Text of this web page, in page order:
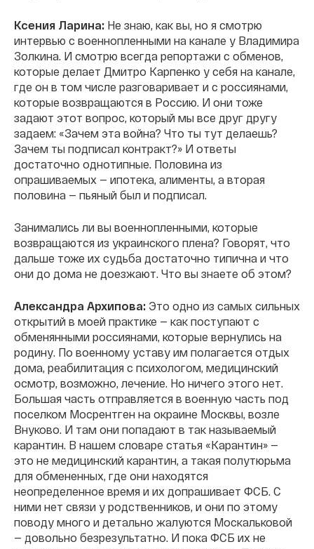
Ксения Ларина: Не знаю, как вы, но я смотрю
интервью с военнопленными на канале у Владимира
Золкина. И смотрю всегда репортажи с обменов,
которые делает Дмитро Карпенко у себя на канале,
где он в том числе разговаривает и с россиянами,
которые возвращаются в Россию. И они тоже
задают этот вопрос, который мы все друг другу
задаем: «Зачем эта война? Что ты тут делаешь?
Зачем ты подписал контракт?» И ответы
достаточно однотипные. Половина из
опрашиваемых — ипотека, алименты, а вторая
половина — пьяный был и подписал.
Занимались ли вы военнопленными, которые
возвращаются из украинского плена? Говорят, что
дальше тоже их судьба достаточно типична и что
они до дома не доезжают. Что вы знаете об этом?
Александра Архипова: Это одно из самых сильных
открытий в моей практике — как поступают с
обменянными россиянами, которые вернулись на
родину. По военному уставу им полагается отдых
дома, реабилитация с психологом, медицинский
осмотр, возможно, лечение. Но ничего этого нет.
Большая часть отправляется в военную часть под
поселком Мосрентген на окраине Москвы, возле
Внуково. И там они попадают в так называемый
карантин. В нашем словаре статья «Карантин» —
это не медицинский карантин, а такая полутюрьма
для обмененных, где они находятся
неопределенное время и их допрашивает ФСБ. С
ними нет связи у родственников, и они по этому
поводу много и детально жалуются Москальковой
— довольно безрезультатно. И пока ФСБ их не